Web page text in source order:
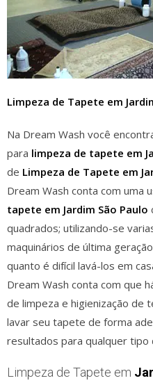
Limpeza de Tapete em
Na Dream Wash você
para limpeza de tapete em
de Limpeza de Tapete em
Dream Wash conta com uma
tapete em Jardim São Paulo
quadrados; utilizando-se
maquinários de última
quanto é difícil lavá-los em
Dream Wash conta com que
de limpeza e higienização de
lavar seu tapete de forma
resultados para qualquer tipo
Limpeza de Tapete em